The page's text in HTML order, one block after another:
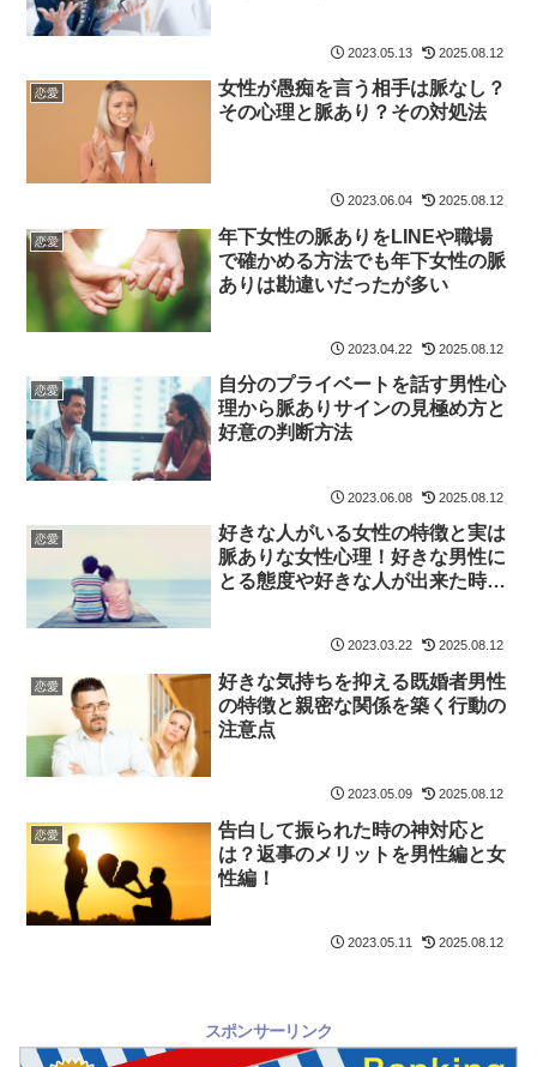
2023.05.13 2025.08.12
恋愛
女性が愚痴を言う相手は脈なし？
その心理と脈あり？その対処法
2023.06.04 2025.08.12
恋愛
年下女性の脈ありをLINEや職場
で確かめる方法でも年下女性の脈
ありは勘違いだったが多い
2023.04.22 2025.08.12
恋愛
自分のプライベートを話す男性心
理から脈ありサインの見極め方と
好意の判断方法
2023.06.08 2025.08.12
恋愛
好きな人がいる女性の特徴と実は
脈ありな女性心理！好きな男性に
とる態度や好きな人が出来た時の
2023.03.22 2025.08.12
恋愛
好きな気持ちを抑える既婚者男性
の特徴と親密な関係を築く行動の
注意点
2023.05.09 2025.08.12
恋愛
告白して振られた時の神対応と
は？返事のメリットを男性編と女
性編！
2023.05.11 2025.08.12
スポンサーリンク